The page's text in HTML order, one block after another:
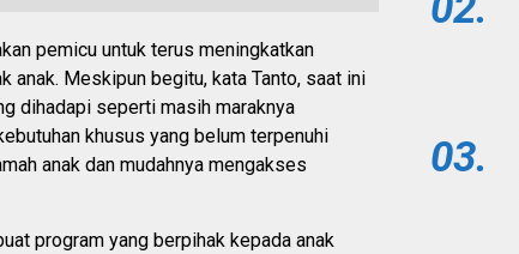
pemicu untuk terus meningkatkan
anak. Meskipun begitu, kata Tanto, saat ini
dihadapi seperti masih maraknya
khusus yang belum terpenuhi
anak dan mudahnya mengakses
program yang berpihak kepada anak
03.